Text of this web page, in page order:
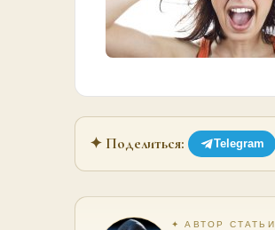
✦ Поделиться: Telegram
✦ АВТОР СТАТЬИ